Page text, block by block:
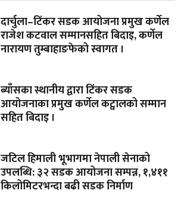
दार्चुला–टिंकर सडक आयोजना प्रमुख कर्णेल
राजेश कटवाल सम्मानसहित बिदाइ, कर्णेल
नारायण तुम्बाहाङफेको स्वागत ।
ब्याँसका स्थानीय द्वारा टिंकर सडक
आयोजनाका प्रमुख कर्णेल कट्वालको सम्मान
सहित बिदाइ ।
जटिल हिमाली भूभागमा नेपाली सेनाको
उपलब्धि: ३२ सडक आयोजना सम्पन्न, १,४११
किलोमिटरभन्दा बढी सडक निर्माण